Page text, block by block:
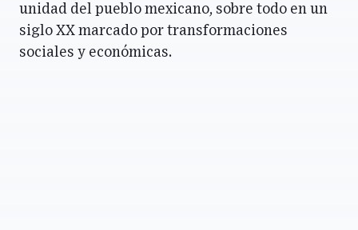
unidad del pueblo mexicano, sobre todo en un
siglo XX marcado por transformaciones
sociales y económicas.